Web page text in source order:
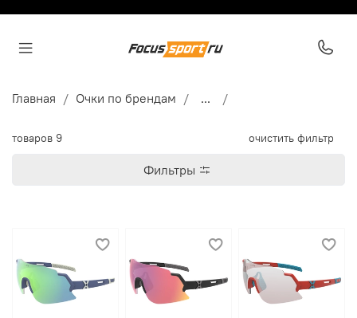
Главная Очки по брендам ...
товаров 9 очистить фильтр
Фильтры